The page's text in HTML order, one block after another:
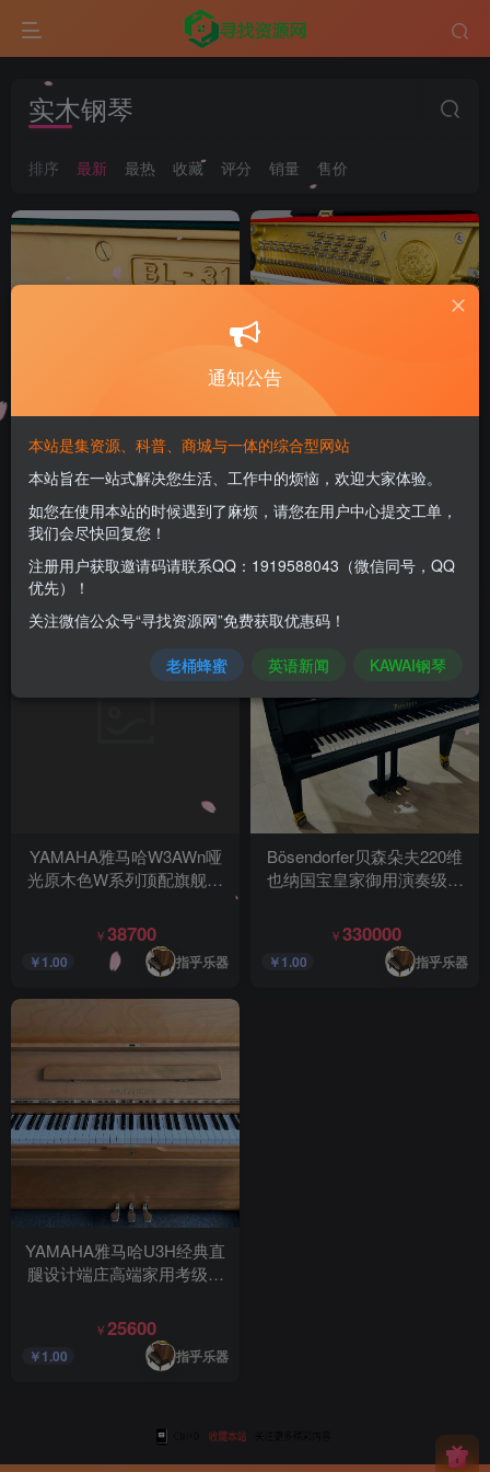
实木钢琴
排序 最新 最热 收藏 评分 销量 售价
系家用教学考级专用立式实
木钢琴
￥16500
￥1.00 指乎乐器
枫木纯羊毛毡高端立式实木
钢琴
￥1.00 指乎乐器
YAMAHA雅马哈W3AWn哑
光原木色W系列顶配旗舰款
￥38700
￥1.00 指乎乐器
Bösendorfer贝森朵夫220维
也纳国宝皇家御用演奏级实
￥330000
￥1.00 指乎乐器
YAMAHA雅马哈U3H经典直
腿设计端庄高端家用考级实
￥25600
￥1.00 指乎乐器
通知公告
本站是集资源、科普、商城与一体的综合型网站
本站旨在一站式解决您生活、工作中的烦恼，欢迎大家体验。
如您在使用本站的时候遇到了麻烦，请您在用户中心提交工单，
我们会尽快回复您！
注册用户获取邀请码请联系QQ：1919588043（微信同号，QQ
优先）！
关注微信公众号“寻找资源网”免费获取优惠码！
老桶蜂蜜 英语新闻 KAWAI钢琴